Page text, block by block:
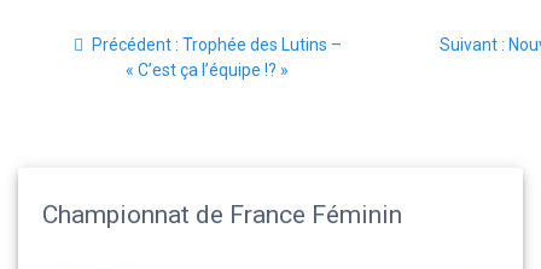
Précédent : Article
précédent
Trophée des Lutins –
« C’est ça l’équipe !? »
Suivant :
Championnat de France Féminin